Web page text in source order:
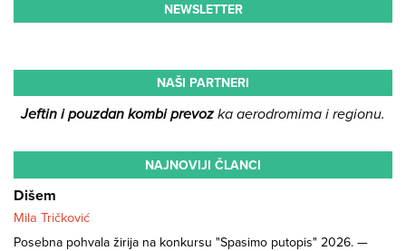
NEWSLETTER
NAŠI PARTNERI
Jeftin i pouzdan kombi prevozka aerodromima i regionu.
NAJNOVIJI ČLANCI
Dišem
Mila Tričković
Posebna pohvala žirija na konkursu "Spasimo putopis" 2026. —